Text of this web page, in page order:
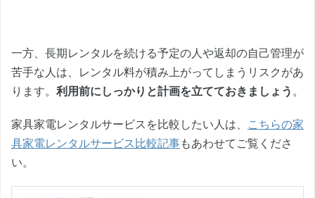
一方、長期レンタルを続ける予定の人や返却の自己管理が
苦手な人は、レンタル料が積み上がってしまうリスクがあ
ります。 利用前にしっかりと計画を立てておきましょう 。
家具家電レンタルサービスを比較したい人は、 こちらの家
具家電レンタルサービス比較記事もあわせてご覧くださ
い。